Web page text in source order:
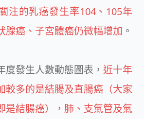
注的乳癌發生率104、105年
腺癌、子宮體癌仍微幅增加 。
度發生人數動態圖表， 近十年
較多的是結腸及直腸癌（大家
是結腸癌），肺、支氣管及氣